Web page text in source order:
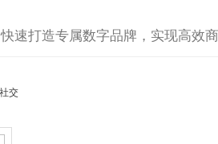
速打造专属数字品牌，实现高效商
交